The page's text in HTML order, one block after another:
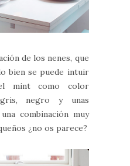
de los nenes, que
bien se puede intuir
mint como color
negro y unas
combinación muy
¿no os parece?